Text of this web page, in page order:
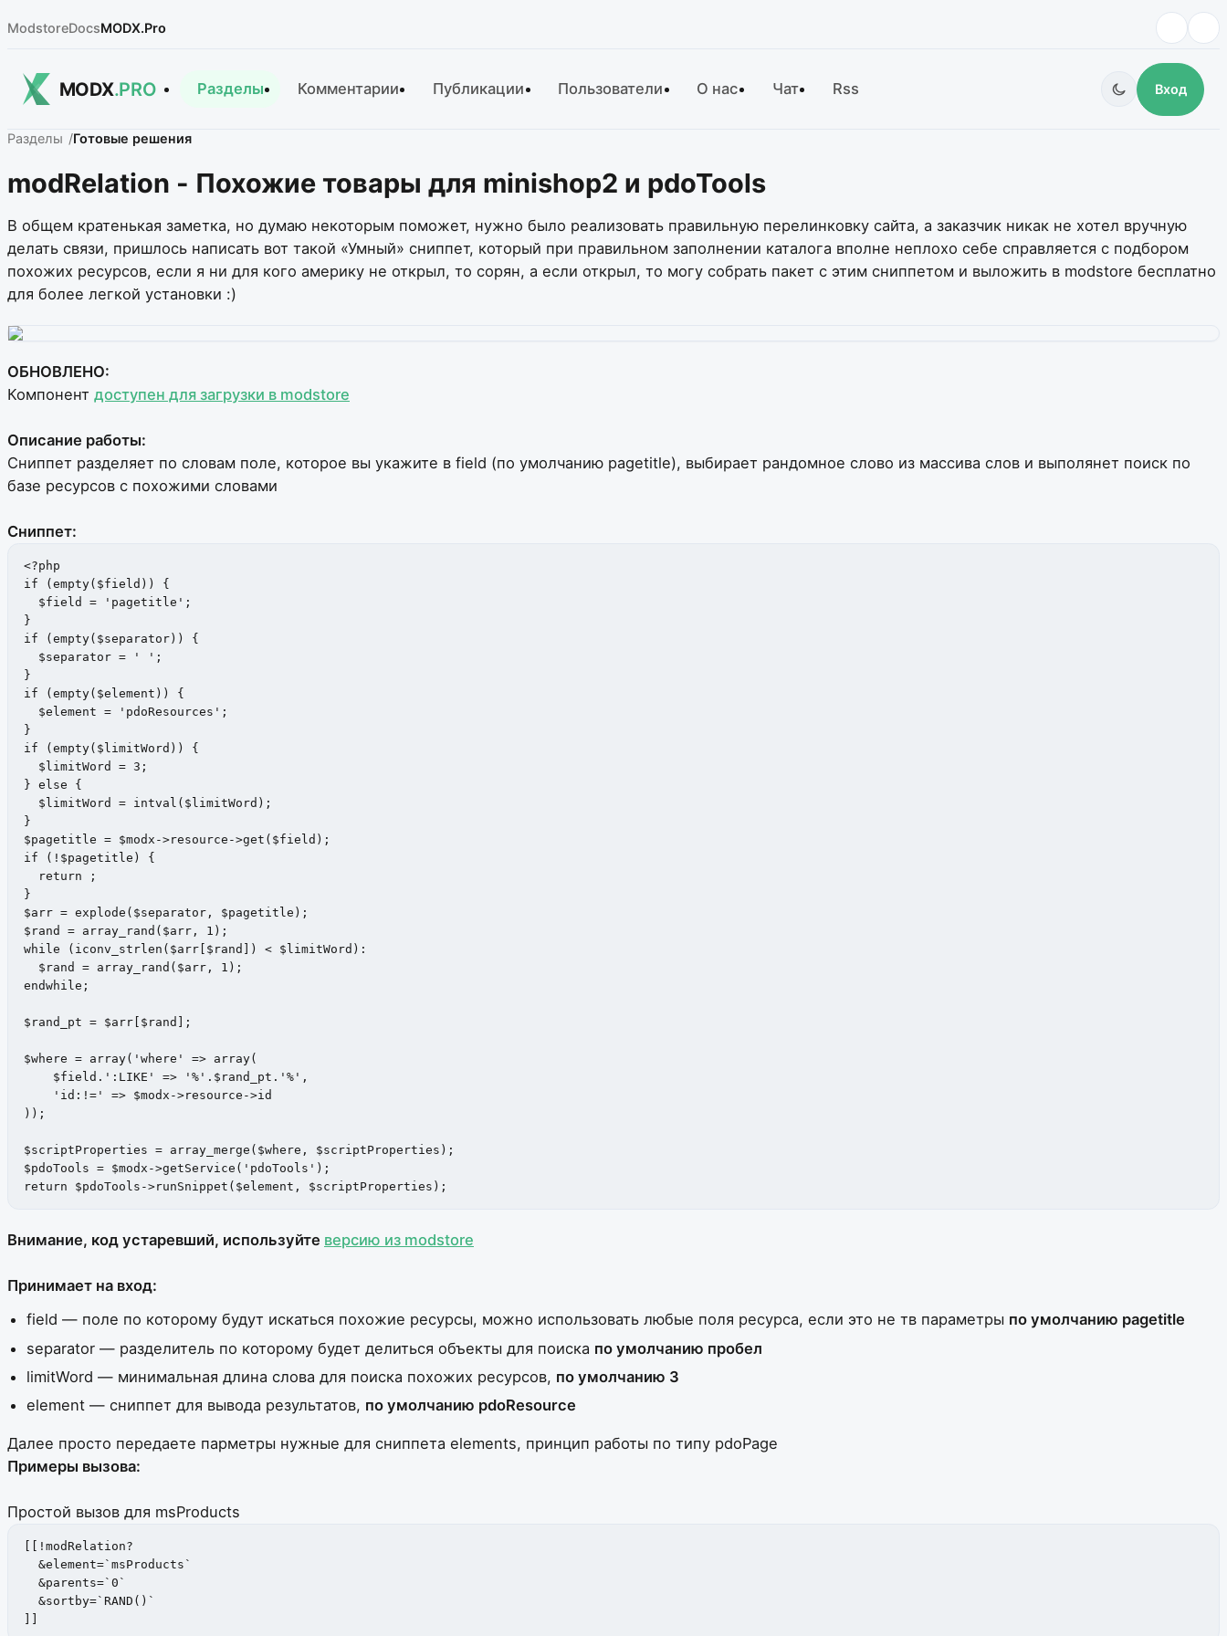
ModstoreDocsMODX.Pro
MODX.PRO Разделы Комментарии Публикации Пользователи О нас Чат Rss Вход
Разделы Готовые решения
modRelation - Похожие товары для minishop2 и pdoTools
В общем кратенькая заметка, но думаю некоторым поможет, нужно было реализовать правильную перелинковку сайта, а заказчик никак не хотел вручную
делать связи, пришлось написать вот такой «Умный» сниппет, который при правильном заполнении каталога вполне неплохо себе справляется с подбором
похожих ресурсов, если я ни для кого америку не открыл, то сорян, а если открыл, то могу собрать пакет с этим сниппетом и выложить в modstore бесплатно
для более легкой установки :)
ОБНОВЛЕНО:
Компонент доступен для загрузки в modstore
Описание работы:
Сниппет разделяет по словам поле, которое вы укажите в field (по умолчанию pagetitle), выбирает рандомное слово из массива слов и выполянет поиск по
базе ресурсов с похожими словами
Сниппет:
<?php
if (empty($field)) {
  $field = 'pagetitle';
}
if (empty($separator)) {
  $separator = ' ';
}
if (empty($element)) {
  $element = 'pdoResources';
}
if (empty($limitWord)) {
  $limitWord = 3;
} else {
  $limitWord = intval($limitWord);
}
$pagetitle = $modx->resource->get($field);
if (!$pagetitle) {
  return ;
}
$arr = explode($separator, $pagetitle);
$rand = array_rand($arr, 1);
while (iconv_strlen($arr[$rand]) < $limitWord):
  $rand = array_rand($arr, 1);
endwhile;
$rand_pt = $arr[$rand];
$where = array('where' => array(
    $field.':LIKE' => '%'.$rand_pt.'%',
    'id:!=' => $modx->resource->id
));
$scriptProperties = array_merge($where, $scriptProperties);
$pdoTools = $modx->getService('pdoTools');
return $pdoTools->runSnippet($element, $scriptProperties);
Внимание, код устаревший, используйте версию из modstore
Принимает на вход:
field — поле по которому будут искаться похожие ресурсы, можно использовать любые поля ресурса, если это не тв параметры по умолчанию pagetitle
separator — разделитель по которому будет делиться объекты для поиска по умолчанию пробел
limitWord — минимальная длина слова для поиска похожих ресурсов, по умолчанию 3
element — сниппет для вывода результатов, по умолчанию pdoResource
Далее просто передаете парметры нужные для сниппета elements, принцип работы по типу pdoPage
Примеры вызова:
Простой вызов для msProducts
[[!modRelation?
  &element=`msProducts`
  &parents=`0`
  &sortby=`RAND()`